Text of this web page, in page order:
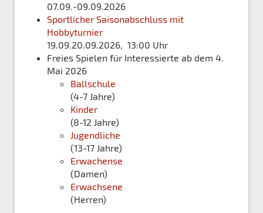
07.09.-09.09.2026
Sportlicher Saisonabschluss mit
Hobbyturnier
19.09.20.09.2026, 13:00 Uhr
Freies Spielen für Interessierte ab dem 4.
Mai 2026
Ballschule
(4-7 Jahre)
Kinder
(8-12 Jahre)
Jugendliche
(13-17 Jahre)
Erwachense
(Damen)
Erwachsene
(Herren)